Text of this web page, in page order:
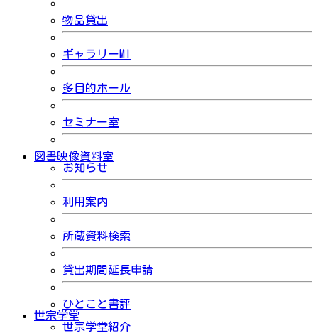
物品貸出
ギャラリーMI
多目的ホール
セミナー室
図書映像資料室
お知らせ
利用案内
所蔵資料検索
貸出期間延長申請
ひとこと書評
世宗学堂
世宗学堂紹介